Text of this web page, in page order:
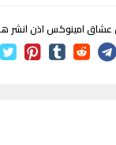
عشاق امينوكس اذن انشر